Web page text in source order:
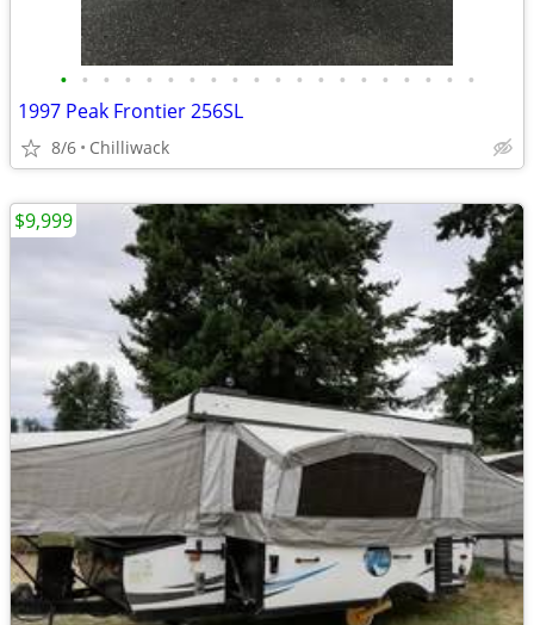
• • • • • • • • • • • • • • • • • • • •
1997 Peak Frontier 256SL
8/6 Chilliwack
$9,999